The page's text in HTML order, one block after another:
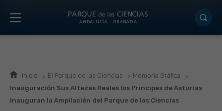
Inicio El Parque de las Ciencias
Memoria Gráfica
Inauguración Sus Altezas Reales los Principes de Asturias
inauguran la Ampliación del Parque de las Ciencias